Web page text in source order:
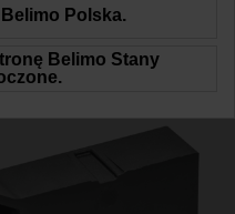
Polska.
Belimo Stany